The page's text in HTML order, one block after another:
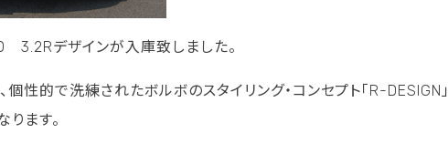
デザインが入庫致しました。
性的で洗練されたボルボのスタイリング・コンセプト「R-DESIGN」
ます。